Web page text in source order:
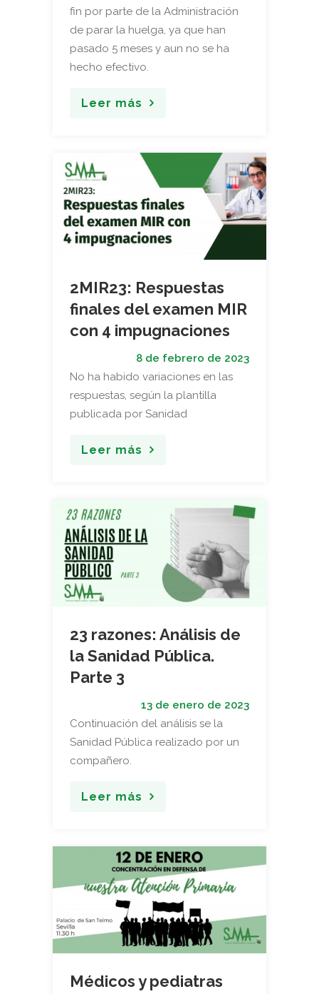
fin por parte de la Administración
de parar la huelga, ya que han
pasado 5 meses y aun no se ha
hecho efectivo.
Leer más
2MIR23: Respuestas
finales del examen MIR
con 4 impugnaciones
8 de febrero de 2023
No ha habido variaciones en las
respuestas, según la plantilla
publicada por Sanidad
Leer más
23 razones: Análisis de
la Sanidad Pública.
Parte 3
13 de enero de 2023
Continuación del análisis se la
Sanidad Pública realizado por un
compañero.
Leer más
Médicos y pediatras